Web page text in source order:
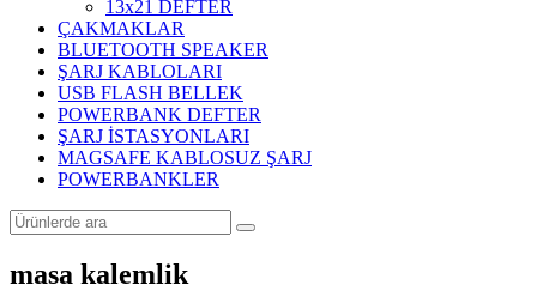
13x21 DEFTER
ÇAKMAKLAR
BLUETOOTH SPEAKER
ŞARJ KABLOLARI
USB FLASH BELLEK
POWERBANK DEFTER
ŞARJ İSTASYONLARI
MAGSAFE KABLOSUZ ŞARJ
POWERBANKLER
masa kalemlik